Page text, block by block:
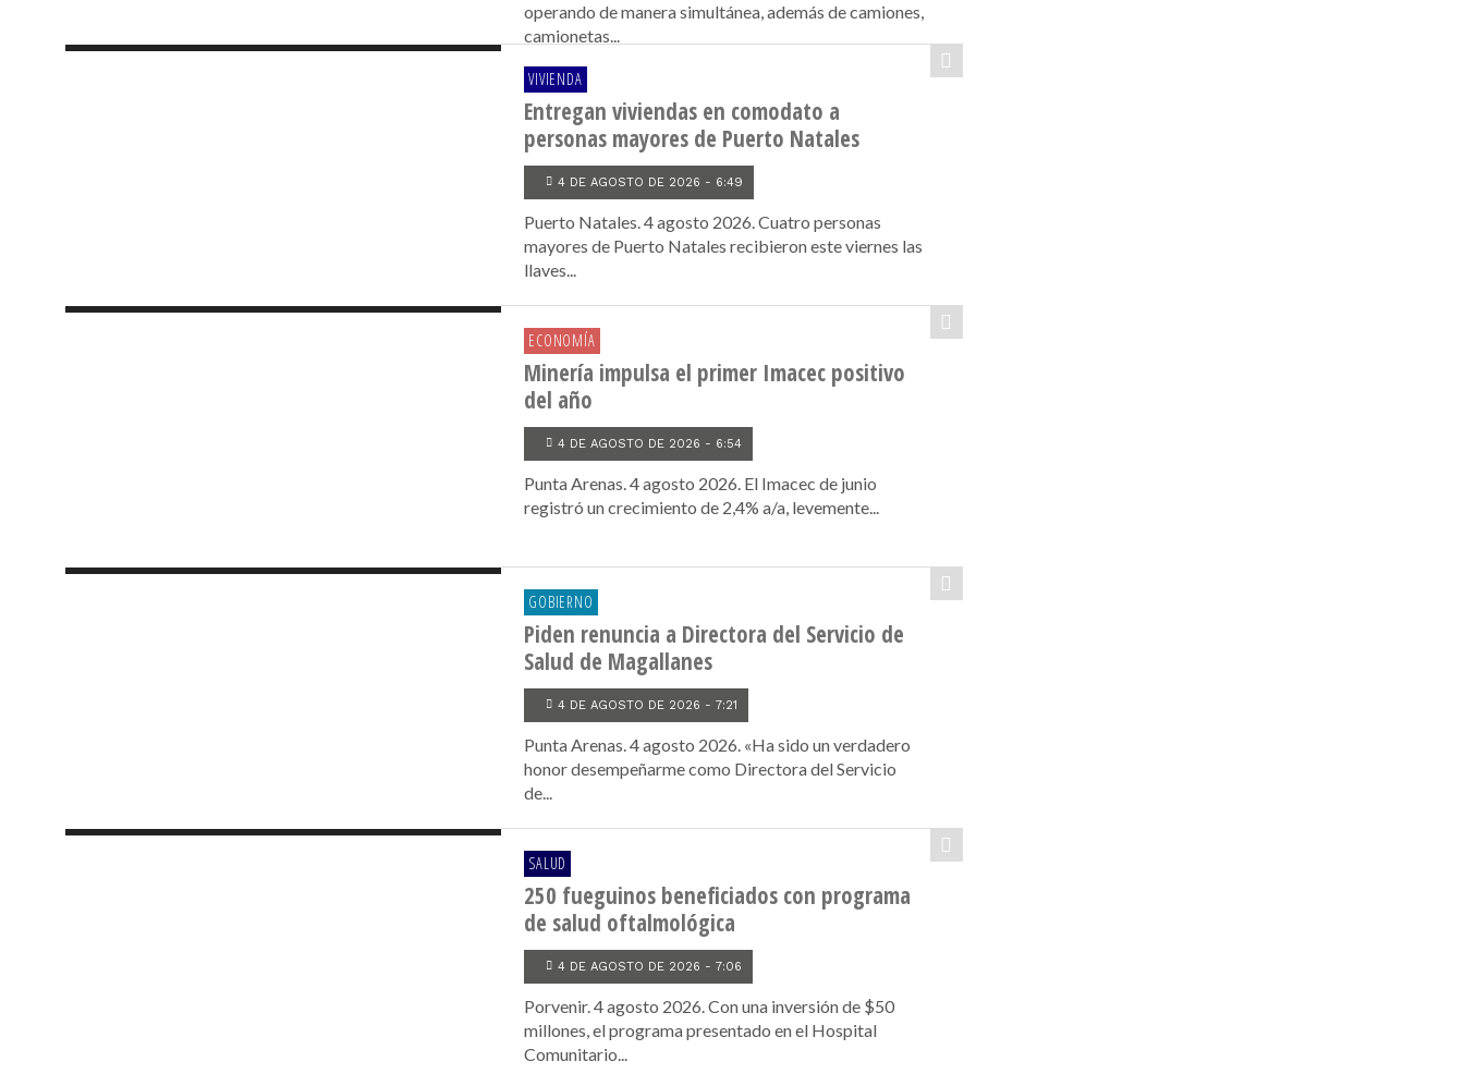
operando de manera simultánea, además de camiones,
camionetas...
VIVIENDA
Entregan viviendas en comodato a
personas mayores de Puerto Natales
4 DE AGOSTO DE 2026 - 6:49
Puerto Natales. 4 agosto 2026. Cuatro personas
mayores de Puerto Natales recibieron este viernes las
llaves...
ECONOMÍA
Minería impulsa el primer Imacec positivo
del año
4 DE AGOSTO DE 2026 - 6:54
Punta Arenas. 4 agosto 2026. El Imacec de junio
registró un crecimiento de 2,4% a/a, levemente...
GOBIERNO
Piden renuncia a Directora del Servicio de
Salud de Magallanes
4 DE AGOSTO DE 2026 - 7:21
Punta Arenas. 4 agosto 2026. «Ha sido un verdadero
honor desempeñarme como Directora del Servicio
de...
SALUD
250 fueguinos beneficiados con programa
de salud oftalmológica
4 DE AGOSTO DE 2026 - 7:06
Porvenir. 4 agosto 2026. Con una inversión de $50
millones, el programa presentado en el Hospital
Comunitario...